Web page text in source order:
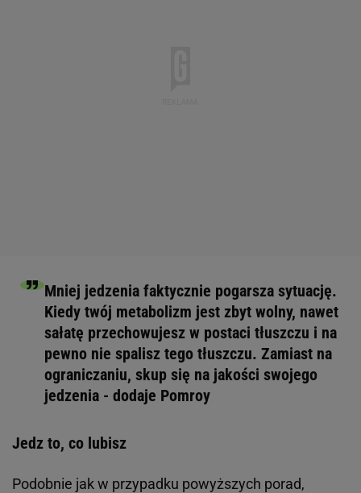
Mniej jedzenia faktycznie pogarsza sytuację.
Kiedy twój metabolizm jest zbyt wolny, nawet
sałatę przechowujesz w postaci tłuszczu i na
pewno nie spalisz tego tłuszczu. Zamiast na
ograniczaniu, skup się na jakości swojego
jedzenia - dodaje Pomroy
Jedz to, co lubisz
Podobnie jak w przypadku powyższych porad,